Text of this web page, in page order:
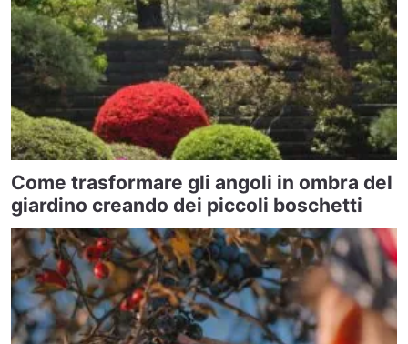
Come trasformare gli angoli in ombra del
giardino creando dei piccoli boschetti